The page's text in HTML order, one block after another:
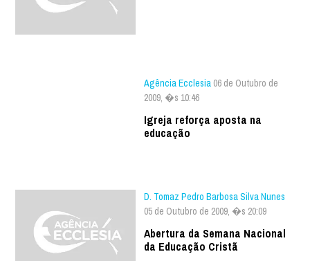
Agência Ecclesia 06 de Outubro de
2009, �s 10:46
Igreja reforça aposta na
educação
D. Tomaz Pedro Barbosa Silva Nunes
05 de Outubro de 2009, �s 20:09
Abertura da Semana Nacional
da Educação Cristã